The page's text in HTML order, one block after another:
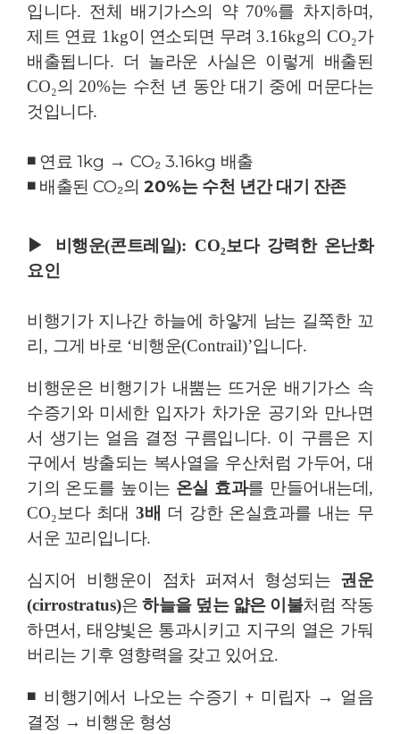
입니다. 전체 배기가스의 약 70%를 차지하며,
제트 연료 1kg이 연소되면 무려 3.16kg의 CO₂가
배출됩니다. 더 놀라운 사실은 이렇게 배출된
CO₂의20%는 수천 년 동안 대기 중에 머문다는
것입니다.
◾ 연료 1kg → CO₂ 3.16kg 배출
◾ 배출된 CO₂의 20%는 수천 년간 대기 잔존
▶ 비행운(콘트레일): CO₂보다 강력한 온난화
요인
비행기가 지나간 하늘에 하얗게 남는 길쭉한 꼬
리 , 그게 바로 ‘비행운(Contrail)’입니다.
비행운은 비행기가 내뿜는 뜨거운 배기가스 속
수증기와 미세한 입자가 차가운 공기와 만나면
서 생기는 얼음 결정 구름입니다. 이 구름은 지
구에서 방출되는 복사열을 우산처럼 가두어 , 대
기의 온도를 높이는 온실 효과를 만들어내는데 ,
CO₂보다 최대 3배 더 강한 온실효과를 내는 무
서운 꼬리입니다.
심지어 비행운이 점차 퍼져서 형성되는 권운
(cirrostratus)은하늘을 덮는 얇은 이불처럼 작동
하면서 , 태양빛은 통과시키고 지구의 열은 가둬
버리는 기후 영향력을 갖고 있어요.
◾ 비행기에서 나오는 수증기 + 미립자 → 얼음
결정 → 비행운 형성